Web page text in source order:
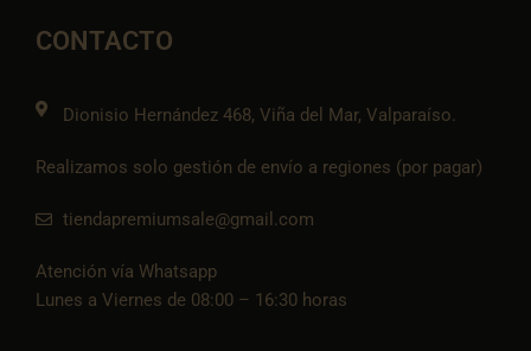
o
k
r
a
p
e
CONTACTO
Dionisio Hernández 468, Viña del Mar, Valparaíso.
Realizamos solo gestión de envío a regiones (por pagar)
tiendapremiumsale@gmail.com
Atención vía Whatsapp
Lunes a Viernes de 08:00 – 16:30 horas